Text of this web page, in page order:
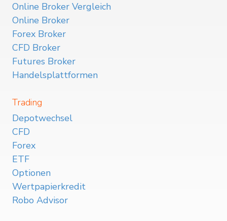
Online Broker Vergleich
Online Broker
Forex Broker
CFD Broker
Futures Broker
Handelsplattformen
Trading
Depotwechsel
CFD
Forex
ETF
Optionen
Wertpapierkredit
Robo Advisor